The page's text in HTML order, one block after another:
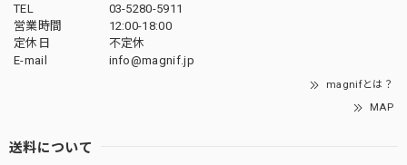
TEL
03-5280-5911
営業時間
12:00-18:00
定休日
不定休
E-mail
info@magnif.jp
magnifとは？
MAP
送料について